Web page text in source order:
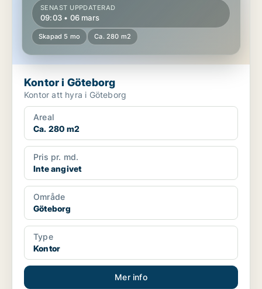
SENAST UPPDATERAD
09:03 • 06 mars
Skapad 5 mo Ca. 280 m2
Kontor i Göteborg
Kontor att hyra i Göteborg
Areal
Ca. 280 m2
Pris pr. md.
Inte angivet
Område
Göteborg
Type
Kontor
Mer info